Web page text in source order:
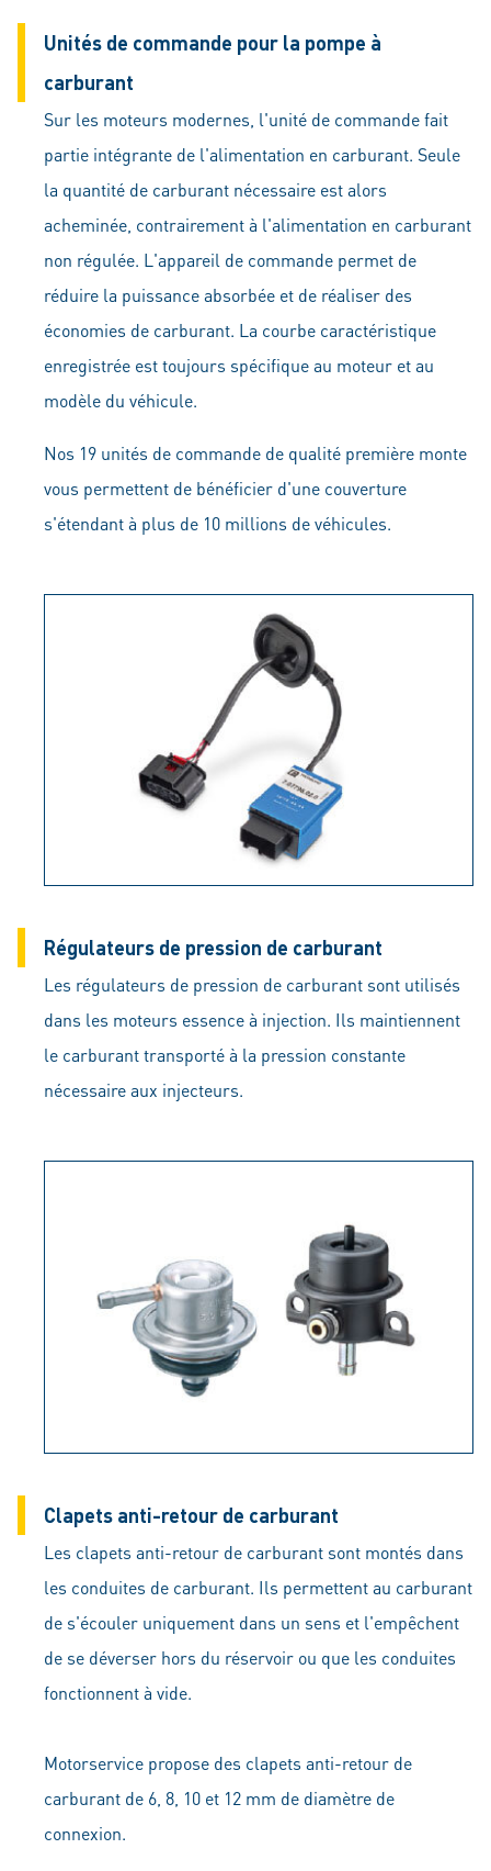
Unités de commande pour la pompe à
carburant
Sur les moteurs modernes, l'unité de commande fait
partie intégrante de l'alimentation en carburant. Seule
la quantité de carburant nécessaire est alors
acheminée, contrairement à l'alimentation en carburant
non régulée. L'appareil de commande permet de
réduire la puissance absorbée et de réaliser des
économies de carburant. La courbe caractéristique
enregistrée est toujours spécifique au moteur et au
modèle du véhicule.
Nos 19 unités de commande de qualité première monte
vous permettent de bénéficier d'une couverture
s'étendant à plus de 10 millions de véhicules.
Régulateurs de pression de carburant
Les régulateurs de pression de carburant sont utilisés
dans les moteurs essence à injection. Ils maintiennent
le carburant transporté à la pression constante
nécessaire aux injecteurs.
Clapets anti-retour de carburant
Les clapets anti-retour de carburant sont montés dans
les conduites de carburant. Ils permettent au carburant
de s'écouler uniquement dans un sens et l'empêchent
de se déverser hors du réservoir ou que les conduites
fonctionnent à vide.
Motorservice propose des clapets anti-retour de
carburant de 6, 8, 10 et 12 mm de diamètre de
connexion.